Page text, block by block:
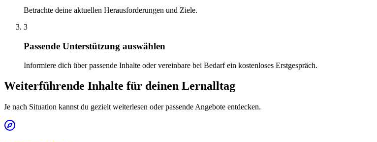
Betrachte deine aktuellen Herausforderungen und Ziele.
3
Passende Unterstützung auswählen
Informiere dich über passende Inhalte oder vereinbare bei Bedarf ein kostenloses Erstgespräch.
Weiterführende Inhalte für deinen Lernalltag
Je nach Situation kannst du gezielt weiterlesen oder passende Angebote entdecken.